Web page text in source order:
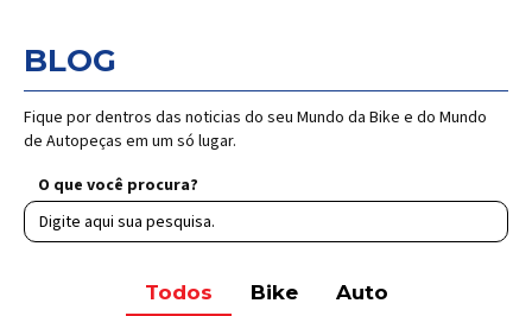
BLOG
Fique por dentros das noticias do seu Mundo da Bike e do Mundo
de Autopeças em um só lugar.
O que você procura?
Todos Bike Auto